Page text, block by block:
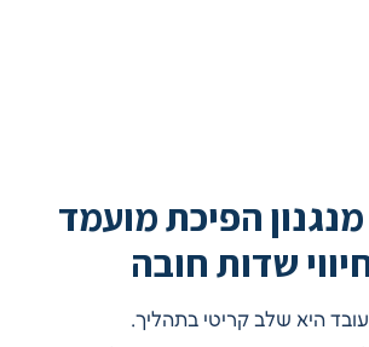
מנגנון הפיכת מועמד
שדות חובה
היא שלב קריטי בתהליך.